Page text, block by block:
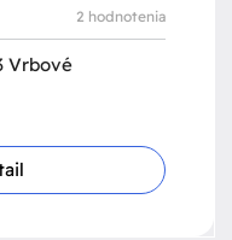
2 hodnotenia
Vrbové